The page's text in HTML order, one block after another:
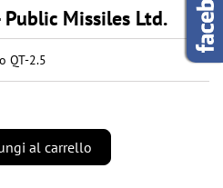
Missiles Ltd.
QT-2.5
al carrello